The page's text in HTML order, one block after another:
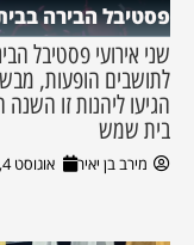
פסטיבל הבירה
שני אירועי פסטיבל
לתושבים הופעות,
הגיעו ליהנות זו
בית שמש
מירב בן יאיר אוגוסט 4, 2026